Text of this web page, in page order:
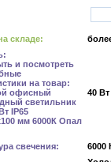
складе:
40 Вт
свечения: 6000